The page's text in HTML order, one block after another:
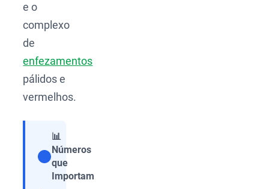
e o
complexo
de
enfezamentos
pálidos e
vermelhos.
📊
Números
que
Importam